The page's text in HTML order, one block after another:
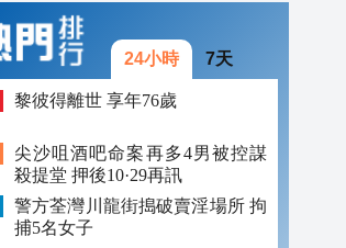
24小時 7天
黎彼得離世 享年76歲
尖沙咀酒吧命案再多4男被控謀
殺提堂 押後10·29再訊
警方荃灣川龍街搗破賣淫場所 拘
捕5名女子